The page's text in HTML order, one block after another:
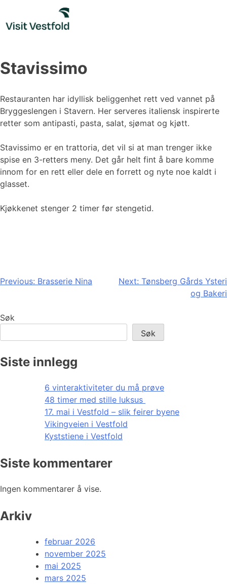
content
Stavissimo
Restauranten har idyllisk beliggenhet rett ved vannet på
Bryggeslengen i Stavern. Her serveres italiensk inspirerte
retter som antipasti, pasta, salat, sjømat og kjøtt.
Stavissimo er en trattoria, det vil si at man trenger ikke
spise en 3-retters meny. Det går helt fint å bare komme
innom for en rett eller dele en forrett og nyte noe kaldt i
glasset.
Kjøkkenet stenger 2 timer før stengetid.
Innleggsnavigasjon
Previous: Brasserie Nina Next: Tønsberg Gårds Ysteri
og Bakeri
Søk
Søk
Siste innlegg
6 vinteraktiviteter du må prøve
48 timer med stille luksus
17. mai i Vestfold – slik feirer byene
Vikingveien i Vestfold
Kyststiene i Vestfold
Siste kommentarer
Ingen kommentarer å vise.
Arkiv
februar 2026
november 2025
mai 2025
mars 2025